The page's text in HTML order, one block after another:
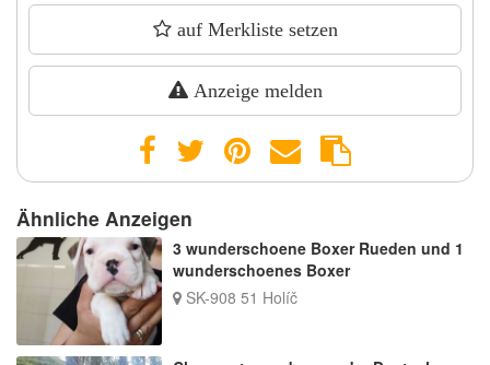
auf Merkliste setzen
Anzeige melden
Ähnliche Anzeigen
3 wunderschoene Boxer Rueden und 1
wunderschoenes Boxer
SK-908 51 Holíč